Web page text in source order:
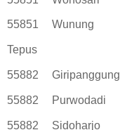
55851 Wunung
Tepus
55882 Giripanggung
55882 Purwodadi
55882 Sidoharjo